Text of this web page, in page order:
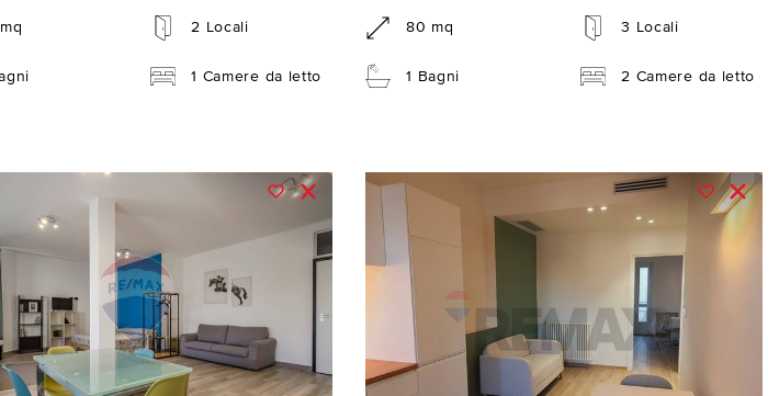
2 Locali
1 Camere da letto
80 mq 3 Locali
1 Bagni 2 Camere da letto